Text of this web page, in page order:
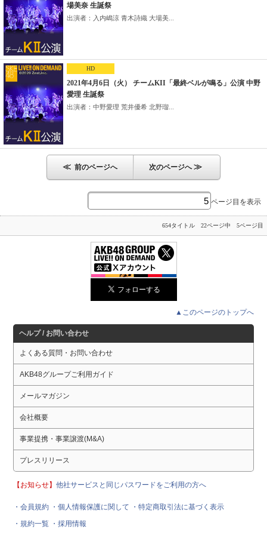
場美奈 生誕祭
出演者：入内嶋涼 青木詩織 大場美...
HD
2021年4月6日（火） チームKII「最終ベルが鳴る」公演 中野
愛理 生誕祭
出演者：中野愛理 荒井優希 北野瑠...
≪ 前のページへ 次のページへ≫
ページ目を表示
654タイトル 22ページ中 5ページ目
▲このページのトップへ
ヘルプ / お問い合わせ
よくある質問・お問い合わせ
AKB48グループご利用ガイド
メールマガジン
会社概要
事業提携・事業譲渡(M&A)
プレスリリース
【お知らせ】他社サービスと同じパスワードをご利用の方へ
・会員規約 ・個人情報保護に関して
・特定商取引法に基づく表示
・規約一覧 ・採用情報